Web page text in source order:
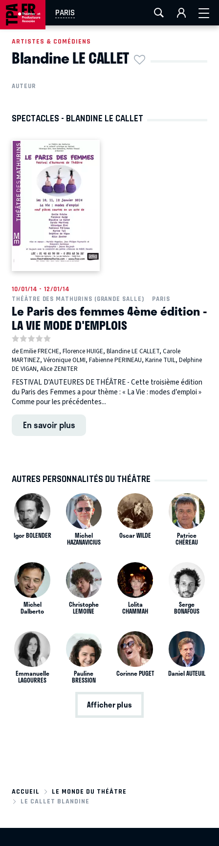
PARIS
AIX-MARSEILLE LA ROCHELLE
EN TOURNÉE
ARTISTES & COMÉDIENS
Blandine LE CALLET
AUTEUR
SPECTACLES - BLANDINE LE CALLET
10/01/14 - 12/01/14
THÉÂTRE DES MATHURINS (GRANDE SALLE)
PARIS
Le Paris des femmes 4ème édition -
LA VIE MODE D'EMPLOIS
de Emilie FRECHE, Florence HUIGE, Blandine LE CALLET, Carole
MARTINEZ, Véronique OLMI, Fabienne PERINEAU, Karine TUIL, Delphine
DE VIGAN, Alice ZENITER
FESTIVAL D'AUTEURES DE THÉÂTRE - Cette troisième édition
du Paris des Femmes a pour thème : « La Vie : modes d’emploi »
Comme pour les précédentes...
En savoir plus
AUTRES PERSONNALITÉS DU THÉÂTRE
Igor BOLENDER Michel
HAZANAVICIUS
Oscar WILDE Patrice
CHÉREAU
Michel
Dalberto
Christophe
LEMOINE
Lolita
CHAMMAH
Serge
BONAFOUS
Emmanuelle
LAGOURRES
Pauline
BRESSION
Corinne PUGET Daniel AUTEUIL
Afficher plus
ACCUEIL
LE MONDE DU THÉÂTRE
LE CALLET BLANDINE